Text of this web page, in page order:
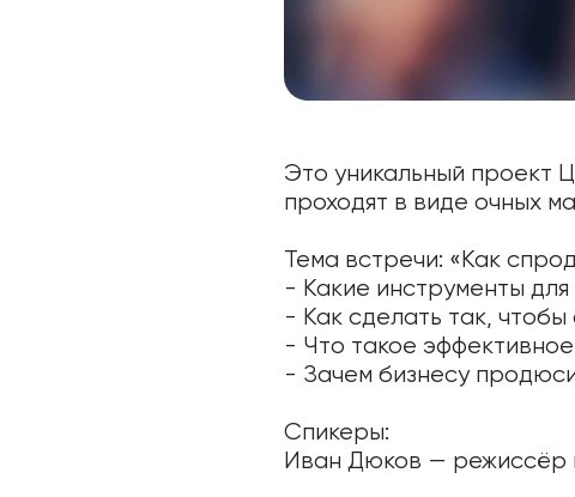
Это уникальный проект
проходят в виде очных
Тема встречи: «Как
- Какие инструменты
- Как сделать так,
- Что такое
- Зачем бизнесу
Спикеры:
Иван Дюков — режиссёр